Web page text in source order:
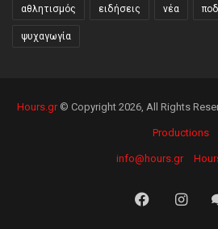
αθλητισμός ειδήσεις νέα
ψυχαγωγία
Hours.gr© Copyright 2026, All Rights
Productions
info@hours.gr
Facebook